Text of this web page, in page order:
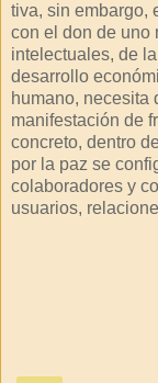
tiva, sin embargo,
con el don de uno
intelectuales, de
desarrollo
humano, necesita
manifestación de
concreto, dentro
por la paz se
colaboradores y
usuarios,